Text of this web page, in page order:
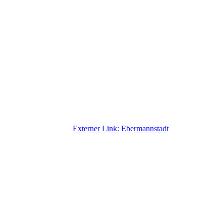
Externer Link: Ebermannstadt